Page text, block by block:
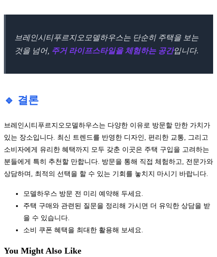
브레인시티푸르지오모델하우스는 단순히 주택을 보는
것을 넘어, 주거 라이프스타일을 체험하는 공간입니다.
🔹 결론
브레인시티푸르지오모델하우스는 다양한 이유로 방문할 만한 가치가
있는 장소입니다. 최신 트렌드를 반영한 디자인, 편리한 교통, 그리고
소비자에게 유리한 혜택까지 모두 갖춘 이곳은 주택 구입을 고려하는
분들에게 특히 추천할 만합니다. 방문을 통해 직접 체험하고, 전문가와
상담하며, 최적의 선택을 할 수 있는 기회를 놓치지 마시기 바랍니다.
모델하우스 방문 전 미리 예약해 두세요.
주택 구매와 관련된 질문을 정리해 가시면 더 유익한 상담을 받
을 수 있습니다.
소비 쿠폰 혜택을 최대한 활용해 보세요.
You Might Also Like